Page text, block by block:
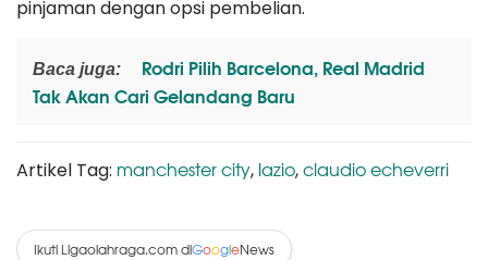
pinjaman dengan opsi pembelian.
Baca juga:
Rodri Pilih Barcelona, Real Madrid
Tak Akan Cari Gelandang Baru
Artikel Tag: manchester city, lazio,claudio echeverri
Ikuti Ligaolahraga.com diGoogleNews